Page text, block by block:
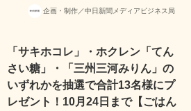
企画・制作／中日新聞メディアビジネス局
「サキホコレ」・ホクレン「てん
さい糖」・「三州三河みりん」の
いずれかを抽選で合計13名様にプ
レゼント！10月24日まで【ごはん